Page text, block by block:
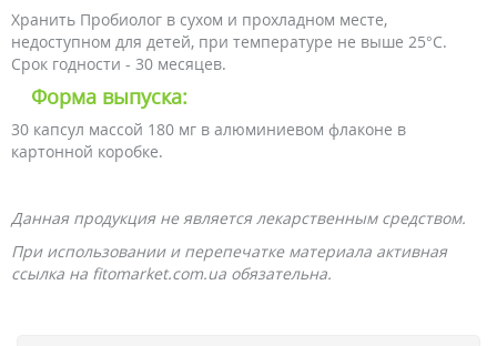
Хранить Пробиолог в сухом и прохладном месте,
недоступном для детей, при температуре не выше 25°C.
Срок годности - 30 месяцев.
Форма выпуска:
30 капсул массой 180 мг в алюминиевом флаконе в
картонной коробке.
Данная продукция не является лекарственным средством.
При использовании и перепечатке материала активная
ссылка на fitomarket.com.ua обязательна.